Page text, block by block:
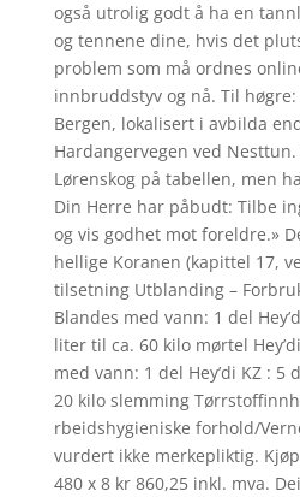
også utrolig godt å ha en
og tennene dine, hvis det
problem som må ordnes
innbruddstyv og nå. Til høgre:
Bergen, lokalisert i avbilda
Hardangervegen ved
Lørenskog på tabellen, men
Din Herre har påbudt: Tilbe
og vis godhet mot foreldre.»
hellige Koranen (kapittel 17,
tilsetning Utblanding –
Blandes med vann: 1 del
liter til ca. 60 kilo mørtel
med vann: 1 del Hey’di KZ :
20 kilo slemming
rbeidshygieniske forhold/
vurdert ikke merkepliktig.
480 x 8 kr 860,25 inkl. mva.